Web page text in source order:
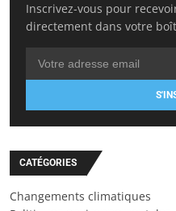
Inscrivez-vous pour
directement dans votre
CATÉGORIES
Changements climatiques